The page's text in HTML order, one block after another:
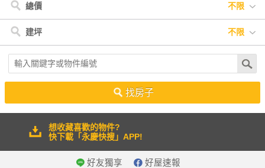
全部用途 其他
總價 不限
不限 900萬以下
建坪 不限
不限 20坪以下 20坪-30坪 30坪-40坪
40坪-50坪
50坪以上
找房子
想收藏喜歡的物件?
快下載「永慶快搜」APP!
好友獨享 好屋速報